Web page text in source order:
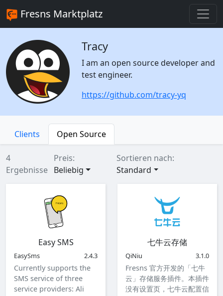
Fresns Marktplatz
Tracy
I am an open source developer and
test engineer.
https://github.com/tracy-yq
Clients Open Source
4
Ergebnisse
Preis:
Beliebig
Sortieren nach:
Standard
Easy SMS
EasySms 2.4.3
Currently supports the
SMS service of three
service providers: Ali
七牛云存储
QiNiu 3.1.0
Fresns 官方开发的「七牛
云」存储服务插件。本插件
没有设置页，七牛云配置信